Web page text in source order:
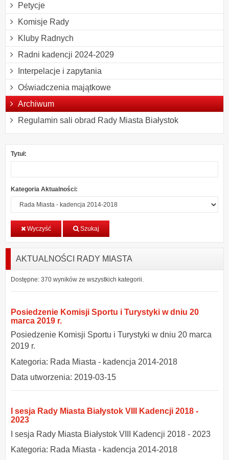
Petycje
Komisje Rady
Kluby Radnych
Radni kadencji 2024-2029
Interpelacje i zapytania
Oświadczenia majątkowe
Archiwum
Regulamin sali obrad Rady Miasta Białystok
Tytuł:
Kategoria Aktualności:
Wyczyść Szukaj
AKTUALNOŚCI RADY MIASTA
Dostępne: 370 wyników ze wszystkich kategorii.
Posiedzenie Komisji Sportu i Turystyki w dniu 20
marca 2019 r.
Posiedzenie Komisji Sportu i Turystyki w dniu 20 marca
2019 r.
Kategoria: Rada Miasta - kadencja 2014-2018
Data utworzenia: 2019-03-15
I sesja Rady Miasta Białystok VIII Kadencji 2018 -
2023
I sesja Rady Miasta Białystok VIII Kadencji 2018 - 2023
Kategoria: Rada Miasta - kadencja 2014-2018